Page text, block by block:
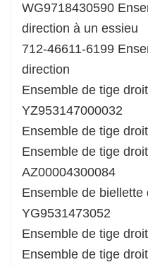
WG9718430590
direction à un essieu
712-46611-6199
direction
Ensemble de tige
YZ953147000032
Ensemble de tige
Ensemble de tige
AZ00004300084
Ensemble de biellette
YG9531473052
Ensemble de tige
Ensemble de tige